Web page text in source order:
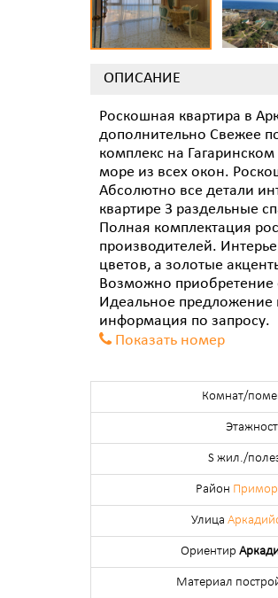
ОПИСАНИЕ
Роскошная квартира в
дополнительно Свежее
комплекс на
море из всех окон.
Абсолютно все детали
квартире 3 раздельные
Полная комплектация
производителей.
цветов, а золотые
Возможно приобретение
Идеальное предложение
информация по запросу.
Показать номер
Комнат/
S жил./
Район
Улица
Ориентир
Материал